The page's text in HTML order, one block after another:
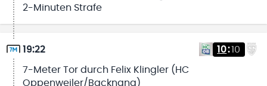
2-Minuten Strafe
19:22 10:10
7-Meter Tor durch Felix Klingler (HC
Oppenweiler/Backnang)